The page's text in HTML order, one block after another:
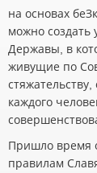
на основах
можно создать
Державы, в
живущие по
каждого
Пришло время
правилам